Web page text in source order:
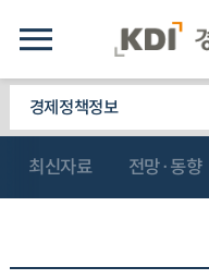
경제정책정보
최신자료 전망·동향